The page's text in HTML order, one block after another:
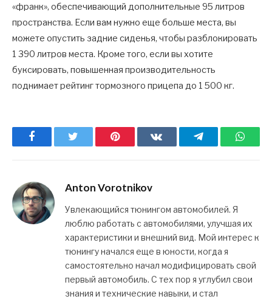
«франк», обеспечивающий дополнительные 95 литров
пространства. Если вам нужно еще больше места, вы
можете опустить задние сиденья, чтобы разблокировать
1 390 литров места. Кроме того, если вы хотите
буксировать, повышенная производительность
поднимает рейтинг тормозного прицепа до 1 500 кг.
Facebook Pinterest ВКонтактеTelegram
Anton Vorotnikov
Увлекающийся тюнингом автомобилей. Я
люблю работать с автомобилями, улучшая их
характеристики и внешний вид. Мой интерес к
тюнингу начался еще в юности, когда я
самостоятельно начал модифицировать свой
первый автомобиль. С тех пор я углубил свои
знания и технические навыки, и стал